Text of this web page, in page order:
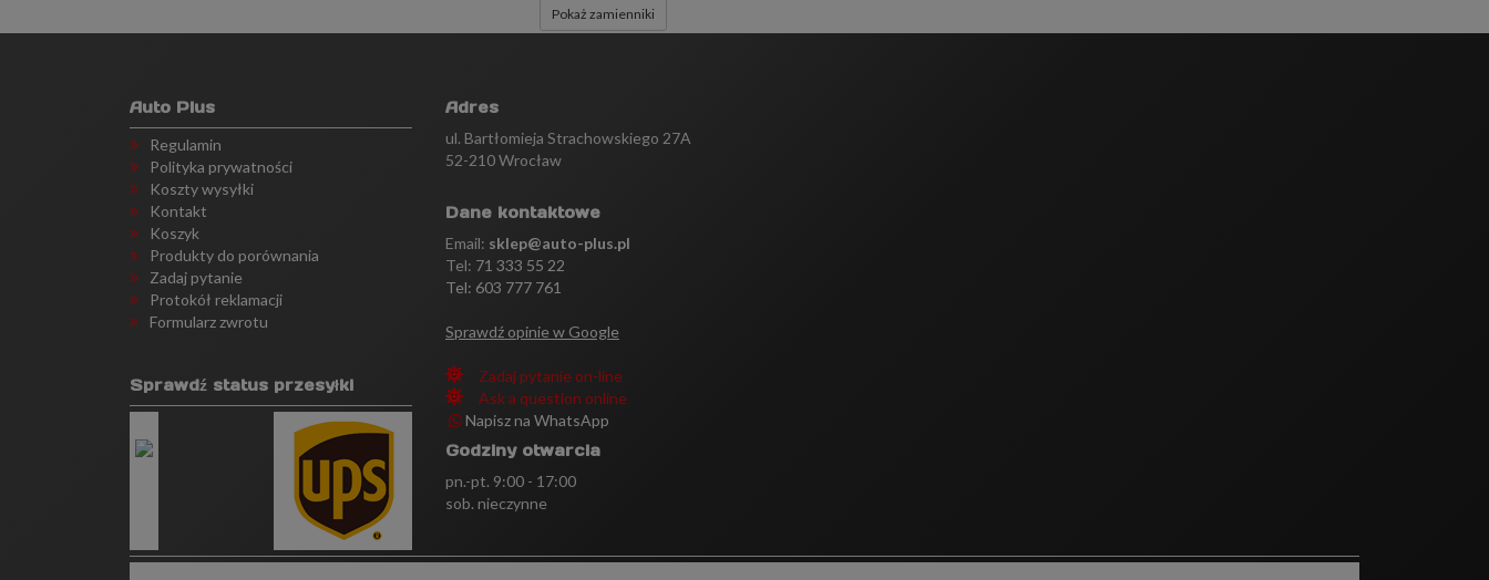
Pokaż zamienniki
Auto Plus
Regulamin
Polityka prywatności
Koszty wysyłki
Kontakt
Koszyk
Produkty do porównania
Zadaj pytanie
Protokół reklamacji
Formularz zwrotu
Sprawdź status przesyłki
Adres
ul. Bartłomieja Strachowskiego 27A
52-210 Wrocław
Dane kontaktowe
Email: sklep@auto-plus.pl
Tel: 71 333 55 22
Tel: 603 777 761
Sprawdź opinie w Google
Zadaj pytanie on-line
Ask a question online
Napisz na WhatsApp
Godziny otwarcia
pn.-pt. 9:00 - 17:00
sob. nieczynne